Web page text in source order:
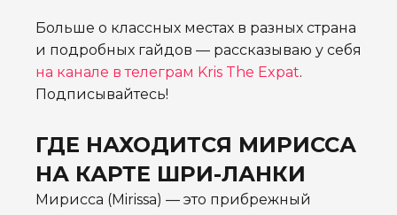
Больше о классных местах в разных страна
и подробных гайдов — рассказываю у себя
на канале в телеграм Kris The Expat.
Подписывайтесь!
ГДЕ НАХОДИТСЯ МИРИССА
НА КАРТЕ ШРИ-ЛАНКИ
Мирисса (Mirissa) — это прибрежный